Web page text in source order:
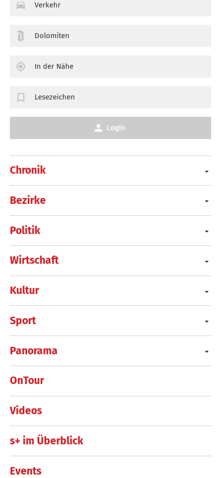
Chronik
Bezirke
Politik
Wirtschaft
Kultur
Sport
Panorama
OnTour
Videos
s+ im Überblick
Events
Verkehr
Dolomiten
In der Nähe
Lesezeichen
Login